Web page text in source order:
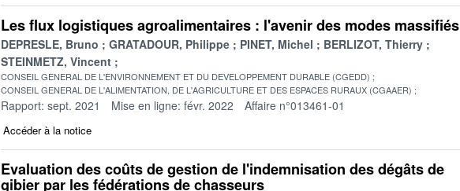
Les flux logistiques agroalimentaires : l'avenir des modes massifiés
DEPRESLE, Bruno GRATADOUR, Philippe PINET, Michel
BERLIZOT, Thierry
STEINMETZ, Vincent
CONSEIL GENERAL DE L'ENVIRONNEMENT ET DU DEVELOPPEMENT DURABLE (CGEDD)
CONSEIL GENERAL DE L'ALIMENTATION, DE L'AGRICULTURE ET DES ESPACES RURAUX (CGAAER)
Rapport: sept. 2021 Mise en ligne: févr. 2022 Affaire n°013461-01
Accéder à la notice
Evaluation des coûts de gestion de l'indemnisation des dégâts de
gibier par les fédérations de chasseurs